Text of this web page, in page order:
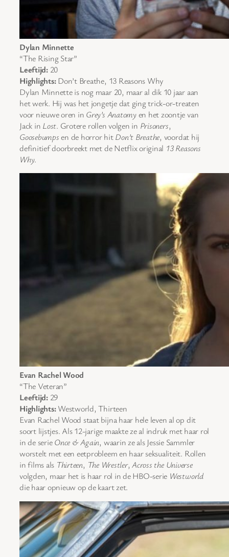
Dylan Minnette
“The Rising Star”
Leeftijd:20
Highlights:Don’t Breathe, 13 Reasons Why
Dylan Minnette is nog maar 20, maar al dik 10 jaar aan
het werk. Hij was het jongetje dat ging trick-or-treaten
voor nieuwe oren in Grey’s Anatomyen het zoontje van
Jack in Lost. Grotere rollen volgen in Prisoners,
Goosebumpsen de horror hitDon’t Breathe, voordat hij
definitief doorbreekt met de Netflix original 13 Reasons
Why.
Evan Rachel Wood
“The Veteran”
Leeftijd:29
Highlights:Westworld, Thirteen
Evan Rachel Wood staat bijna haar hele leven al op dit
soort lijstjes. Als 12-jarige maakte ze al indruk met haar rol
in de serieOnce & Again, waarin ze als Jessie Sammler
worstelt met een eetprobleem en haar seksualiteit. Rollen
in films als Thirteen, The Wrestler,Across the Universe
volgden, maar het is haar rol in de HBO-serie Westworld
die haar opnieuw op de kaart zet.